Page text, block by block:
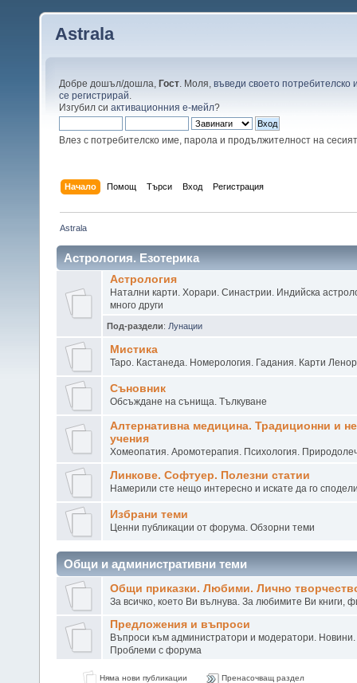
Astrala
Добре дошъл/дошла, Гост . Моля, въведи своето потребителско
се регистрирай
Изгубил си активационния е-мейл?
Влез с потребителско име, парола и продължителност на
Начало Помощ Търси Вход Регистрация
Astrala
Астрология. Езотерика
Астрология
Натални карти. Хорари. Синастрии. Индийска
много други
Под-раздели: Лунации
Мистика
Таро. Кастанеда. Номерология. Гадания. Карти
Съновник
Обсъждане на сънища. Тълкуване
Алтернативна медицина. Традиционни и
учения
Хомеопатия. Аромотерапия. Психология.
Линкове. Софтуер. Полезни статии
Намерили сте нещо интересно и искате да го
Избрани теми
Ценни публикации от форума. Обзорни теми
Общи и административни теми
Общи приказки. Любими. Лично
За всичко, което Ви вълнува. За любимите Ви книги,
Предложения и въпроси
Въпроси към администратори и модератори.
Проблеми с форума
Няма нови публикации Пренасочващ раздел